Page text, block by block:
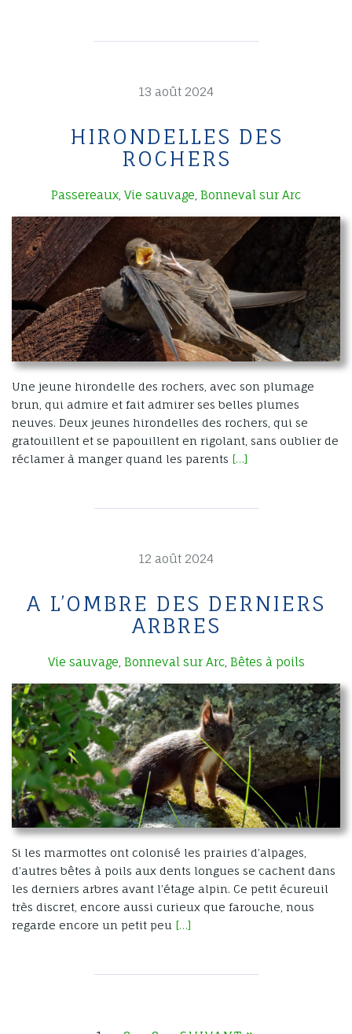
13 août 2024
HIRONDELLES DES
ROCHERS
Passereaux Vie sauvage Bonneval sur Arc
Une jeune hirondelle des rochers, avec son plumage
brun, qui admire et fait admirer ses belles plumes
neuves. Deux jeunes hirondelles des rochers, qui se
gratouillent et se papouillent en rigolant, sans oublier de
réclamer à manger quand les parents […]
12 août 2024
A L’OMBRE DES DERNIERS
ARBRES
Vie sauvage Bonneval sur Arc, Bêtes à poils
Si les marmottes ont colonisé les prairies d’alpages,
d’autres bêtes à poils aux dents longues se cachent dans
les derniers arbres avant l’étage alpin. Ce petit écureuil
très discret, encore aussi curieux que farouche, nous
regarde encore un petit peu […]